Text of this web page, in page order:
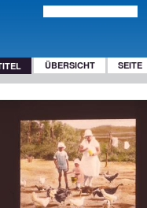
ÜBERSICHT SEITE